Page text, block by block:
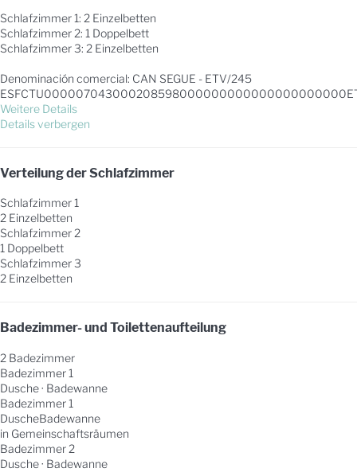
Schlafzimmer 1: 2 Einzelbetten
Schlafzimmer 2: 1 Doppelbett
Schlafzimmer 3: 2 Einzelbetten
Denominación comercial: CAN SEGUE - ETV/245
Weitere Details
Details verbergen
Verteilung der Schlafzimmer
Schlafzimmer 1
2 Einzelbetten
Schlafzimmer 2
1 Doppelbett
Schlafzimmer 3
2 Einzelbetten
Badezimmer- und Toilettenaufteilung
2 Badezimmer
Badezimmer 1
Dusche· Badewanne
Badezimmer 1
DuscheBadewanne
in Gemeinschaftsräumen
Badezimmer 2
Dusche· Badewanne